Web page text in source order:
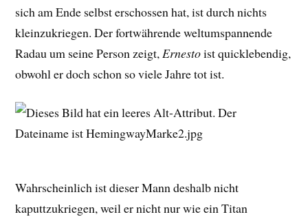
sich am Ende selbst erschossen hat, ist durch nichts
kleinzukriegen. Der fortwährende weltumspannende
Radau um seine Person zeigt, Ernestoist quicklebendig,
obwohl er doch schon so viele Jahre tot ist.
Wahrscheinlich ist dieser Mann deshalb nicht
kaputtzukriegen, weil er nicht nur wie ein Titan